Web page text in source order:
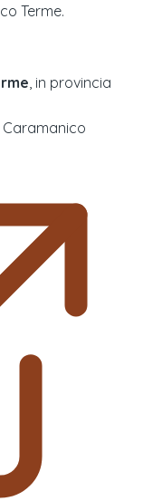
Terme.
, in provincia